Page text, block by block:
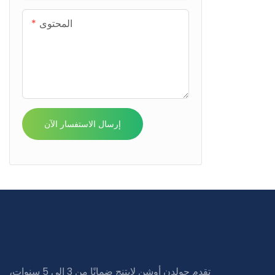
المحتوى
إرسال الاستفسار الآن
تقدم جولدن أوشن لايتنج ضمانًا من 3 إلى 5 سنوات،